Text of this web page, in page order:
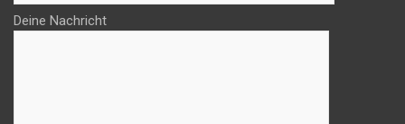
Deine Nachricht